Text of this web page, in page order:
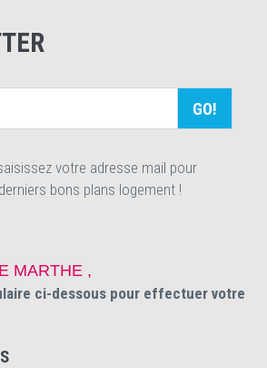
GO!
votre adresse mail pour
bons plans logement !
MARTHE ,
ci-dessous pour effectuer votre